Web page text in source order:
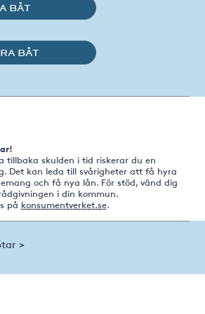
BÅT
BÅT
tillbaka skulden i tid riskerar du en
Det kan leda till svårigheter att få hyra
och få nya lån. För stöd, vänd dig
i din kommun.
på konsumentverket.se.
>